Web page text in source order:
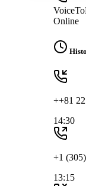
Online
++81
14:30
+1
13:15